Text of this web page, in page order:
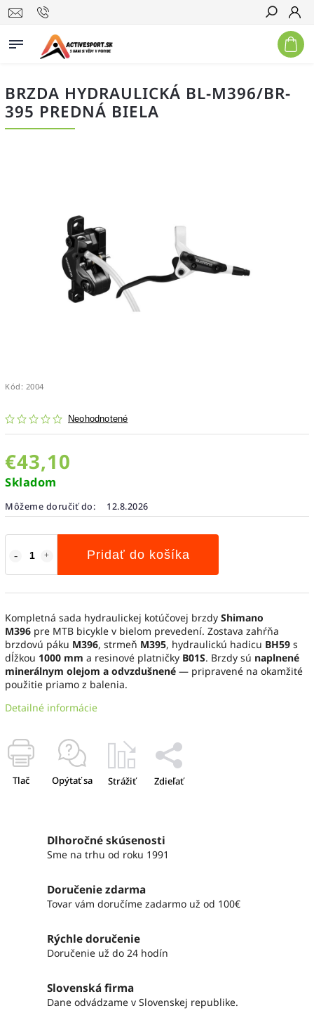
Hľadať
BRZDA HYDRAULICKÁ BL-M396/BR-
395 PREDNÁ BIELA
Kód: 2004
Neohodnotené
€43,10
Skladom
Môžeme doručiť do: 12.8.2026
Pridať do košíka
Kompletná sada hydraulickej kotúčovej brzdy Shimano
M396 pre MTB bicykle v bielom prevedení. Zostava zahŕňa
brzdovú páku M396, strmeň M395, hydraulickú hadicu BH59 s
dĺžkou 1000 mm a resinové platničky B01S. Brzdy sú naplnené
minerálnym olejom a odvzdušnené — pripravené na okamžité
použitie priamo z balenia.
Detailné informácie
Tlač Opýtať sa Strážiť Zdieľať
Dlhoročné skúsenosti
Sme na trhu od roku 1991
Doručenie zdarma
Tovar vám doručíme zadarmo už od 100€
Rýchle doručenie
Doručenie už do 24 hodín
Slovenská firma
Dane odvádzame v Slovenskej republike.